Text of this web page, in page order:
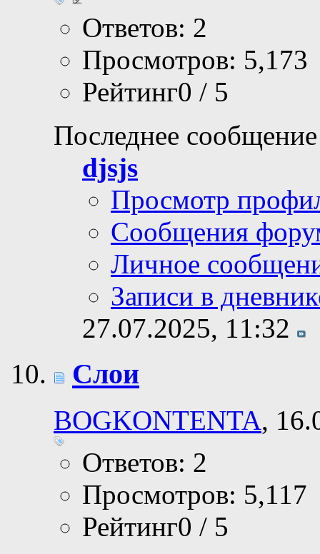
Ответов: 2
Просмотров: 5,173
Рейтинг0 / 5
Последнее
djsjs
Просмотр
Сообщения
Личное
Записи в
27.07.2025, 11:32
Слои
BOGKONTENTA,
Ответов: 2
Просмотров: 5,117
Рейтинг0 / 5